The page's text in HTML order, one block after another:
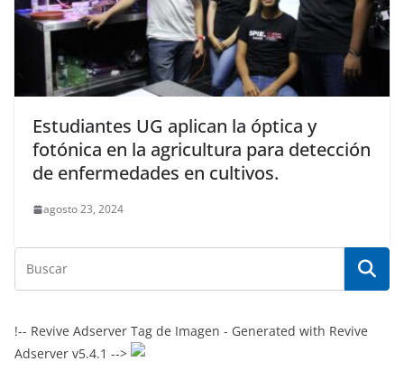
Estudiantes UG aplican la óptica y
fotónica en la agricultura para detección
de enfermedades en cultivos.
agosto 23, 2024
!-- Revive Adserver Tag de Imagen - Generated with Revive
Adserver v5.4.1 -->